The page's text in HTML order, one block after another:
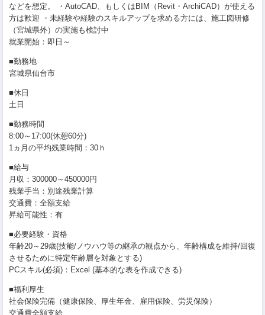
などを想定。 ・AutoCAD、もしくはBIM（Revit・ArchiCAD）が使える
方は歓迎 ・未経験や経験のスキルアップを求める方には、施工図研修
（宮城県外）の実施も検討中
就業開始：即日～
■勤務地
宮城県仙台市
■休日
土日
■勤務時間
8:00～17:00(休憩60分)
1ヵ月の平均残業時間：30ｈ
■給与
月収：300000～450000円
残業手当：別途残業計算
交通費：全額支給
昇給可能性：有
■必要経験・資格
年齢20～29歳(技能/ノウハウ等の継承の観点から、年齢構成を維持/回復
させるために特定年齢層を対象とする)
PCスキル(必須)：Excel (基本的な表を作成できる)
■福利厚生
社会保険完備（健康保険、厚生年金、雇用保険、労災保険）
交通費全額支給